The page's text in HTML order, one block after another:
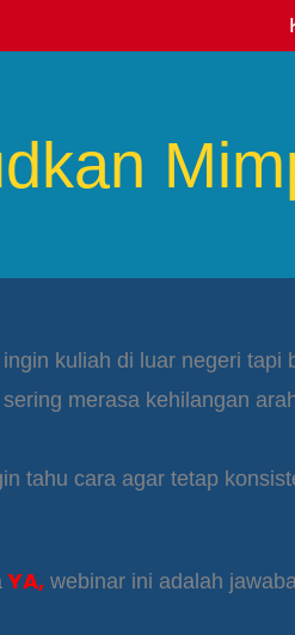
kuliah di luar negeri tapi
merasa kehilangan
tahu cara agar tetap
YA, webinar ini adalah